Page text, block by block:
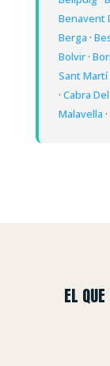
Benavent
Berga ·
Bolvir·
Sant Martí
· Cabra
Malavella ·
EL